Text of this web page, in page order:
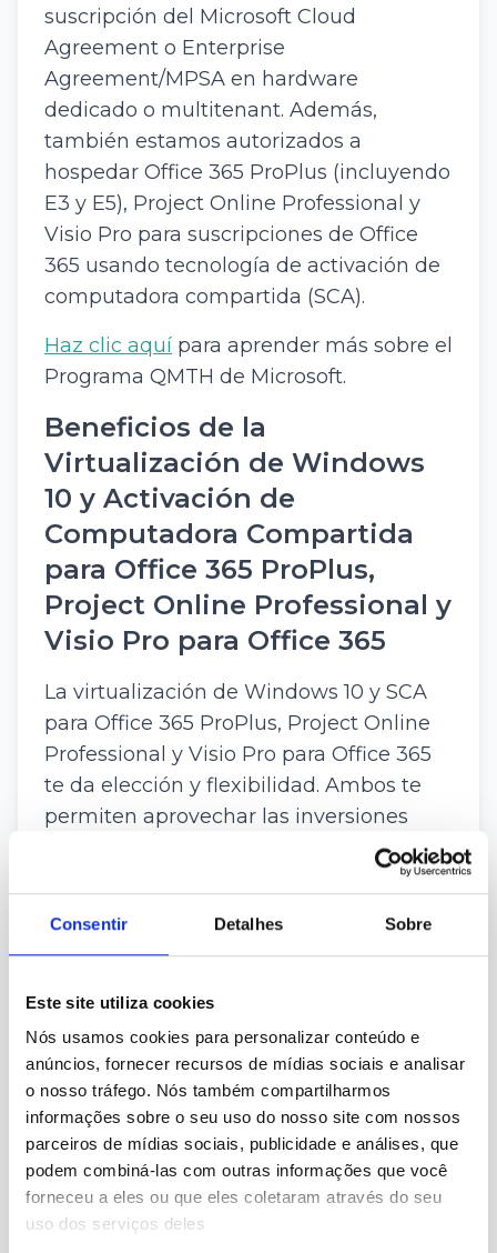
Consentir Detalhes Sobre
Este site utiliza cookies
Nós usamos cookies para personalizar conteúdo e
anúncios, fornecer recursos de mídias sociais e analisar
o nosso tráfego. Nós também compartilharmos
informações sobre o seu uso do nosso site com nossos
parceiros de mídias sociais, publicidade e análises, que
podem combiná-las com outras informações que você
forneceu a eles ou que eles coletaram através do seu
uso dos serviços deles
suscripción del Microsoft Cloud
Agreement o Enterprise
Agreement/MPSA en hardware
dedicado o multitenant. Además,
también estamos autorizados a
hospedar Office 365 ProPlus (incluyendo
E3 y E5), Project Online Professional y
Visio Pro para suscripciones de Office
365 usando tecnología de activación de
computadora compartida (SCA).
Haz clic aquí para aprender más sobre el
Programa QMTH de Microsoft.
Beneficios de la
Virtualización de Windows
10 y Activación de
Computadora Compartida
para Office 365 ProPlus,
Project Online Professional y
Visio Pro para Office 365
La virtualización de Windows 10 y SCA
para Office 365 ProPlus, Project Online
Professional y Visio Pro para Office 365
te da elección y flexibilidad. Ambos te
permiten aprovechar las inversiones
Windows 10 y Office 365 al desplegar en
Puedes hacer una elección de
es un Socio QMTH Autorizado,
permitiéndote desplegar Office 365
ProPlus, Project Online Professional,
Visio Pro para Office 365 y productos
calificados de Windows 10 a tu solución
de infraestructura en la nube elegida.